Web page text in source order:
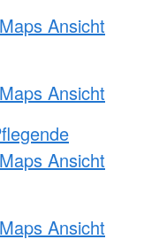
Ansicht
Ansicht
Ansicht
Ansicht